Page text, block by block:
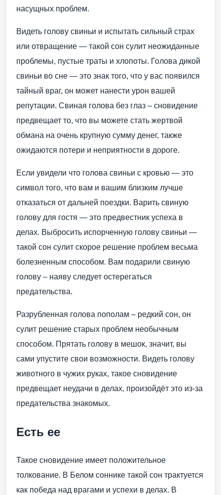
насущных проблем.
Видеть голову свиньи и испытать сильный страх
или отвращение — такой сон сулит неожиданные
проблемы, пустые траты и хлопоты. Голова дикой
свиньи во сне — это знак того, что у вас появился
тайный враг, он может нанести урон вашей
репутации. Свиная голова без глаз – сновидение
предвещает то, что вы можете стать жертвой
обмана на очень крупную сумму денег, также
ожидаются потери и неприятности в дороге.
Если увидели что голова свиньи с кровью — это
символ того, что вам и вашим близким лучше
отказаться от дальней поездки. Варить свиную
голову для гостя — это предвестник успеха в
делах. Выбросить испорченную голову свиньи —
такой сон сулит скорое решение проблем весьма
болезненным способом. Вам подарили свиную
голову – наяву следует остерегаться
предательства.
Разрубленная голова пополам – редкий сон, он
сулит решение старых проблем необычным
способом. Прятать голову в мешок, значит, вы
сами упустите свои возможности. Видеть голову
животного в чужих руках, такое сновидение
предвещает неудачи в делах, произойдёт это из-за
предательства знакомых.
Есть ее
Такое сновидение имеет положительное
толкование. В Белом соннике такой сон трактуется
как победа над врагами и успехи в делах. В